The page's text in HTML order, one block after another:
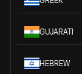
GUJARATI
HEBREW